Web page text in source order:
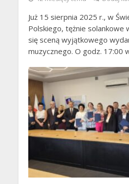
Już 15 sierpnia 2025 r., w
Polskiego, tężnie solankowe
się sceną wyjątkowego
muzycznego. O godz. 17:00